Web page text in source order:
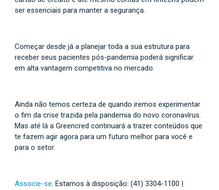
ser essenciais para manter a segurança.
Começar desde já a planejar toda a sua estrutura para
receber seus pacientes pós-pandemia poderá significar
em alta vantagem competitiva no mercado.
Ainda não temos certeza de quando iremos experimentar
o fim da crise trazida pela pandemia do novo coronavírus.
Mas até lá a Greencred continuará a trazer conteúdos que
te fazem agir agora para um futuro melhor para você e
para o setor.
Associe-se. Estamos à disposição: (41) 3304-1100 |